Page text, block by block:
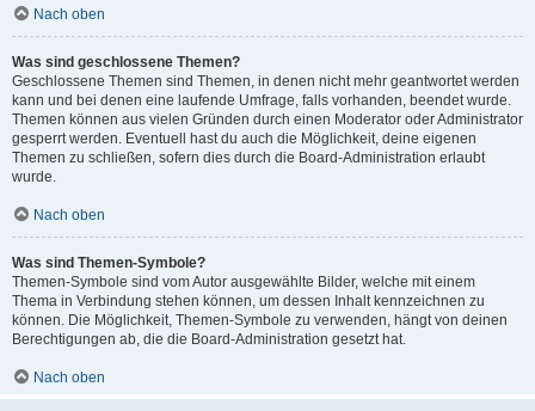
Nach oben
Was sind geschlossene Themen?
Geschlossene Themen sind Themen, in denen nicht mehr geantwortet werden
kann und bei denen eine laufende Umfrage, falls vorhanden, beendet wurde.
Themen können aus vielen Gründen durch einen Moderator oder Administrator
gesperrt werden. Eventuell hast du auch die Möglichkeit, deine eigenen
Themen zu schließen, sofern dies durch die Board-Administration erlaubt
wurde.
Nach oben
Was sind Themen-Symbole?
Themen-Symbole sind vom Autor ausgewählte Bilder, welche mit einem
Thema in Verbindung stehen können, um dessen Inhalt kennzeichnen zu
können. Die Möglichkeit, Themen-Symbole zu verwenden, hängt von deinen
Berechtigungen ab, die die Board-Administration gesetzt hat.
Nach oben